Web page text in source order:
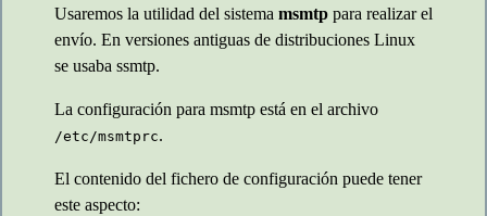
Usaremos la utilidad del sistema msmtp para realizar el
envío. En versiones antiguas de distribuciones Linux
se usaba ssmtp.
La configuración para msmtp está en el archivo
/etc/msmtprc.
El contenido del fichero de configuración puede tener
este aspecto: